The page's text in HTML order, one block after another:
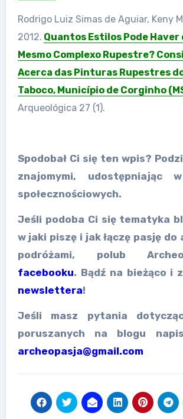
Rodrigo Luiz Simas de Aguiar, Keny
2012. Quantos Estilos Pode Haver
Mesmo Complexo Rupestre?
Acerca das Pinturas Rupestres
Taboco, Município de Corginho
Arqueológica 27 (1).
Spodobał Ci się ten wpis?
znajomymi, udostępniając
społecznościowych.
Jeśli podoba Ci się tematyka
w jaki piszę i jak łączę pasję do
podróżami, polub
facebooku. Bądź na bieżąco i
newslettera!
Jeśli masz pytania
poruszanych na blogu
archeopasja@gmail.com